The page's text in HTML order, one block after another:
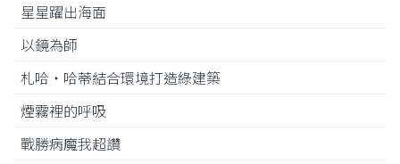
星星躍出海面
以鏡為師
札哈‧哈蒂結合環境打造綠建築
煙霧裡的呼吸
戰勝病魔我超讚